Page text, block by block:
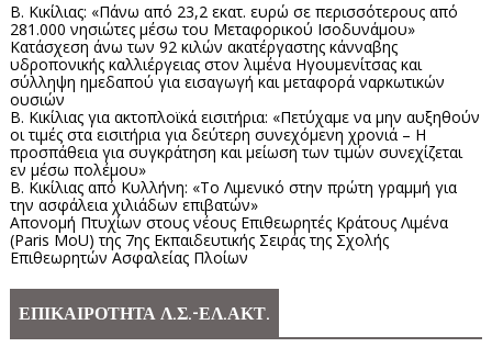
Β. Κικίλιας: «Πάνω από 23,2 εκατ. ευρώ σε περισσότερους από
281.000 νησιώτες μέσω του Μεταφορικού Ισοδυνάμου»
Κατάσχεση άνω των 92 κιλών ακατέργαστης κάνναβης
υδροπονικής καλλιέργειας στον λιμένα Ηγουμενίτσας και
σύλληψη ημεδαπού για εισαγωγή και μεταφορά ναρκωτικών
ουσιών
Β. Κικίλιας για ακτοπλοϊκά εισιτήρια: «Πετύχαμε να μην αυξηθούν
οι τιμές στα εισιτήρια για δεύτερη συνεχόμενη χρονιά – Η
προσπάθεια για συγκράτηση και μείωση των τιμών συνεχίζεται
εν μέσω πολέμου»
Β. Κικίλιας από Κυλλήνη: «Το Λιμενικό στην πρώτη γραμμή για
την ασφάλεια χιλιάδων επιβατών»
Απονομή Πτυχίων στους νέους Επιθεωρητές Κράτους Λιμένα
(Paris MoU) της 7ης Εκπαιδευτικής Σειράς της Σχολής
Επιθεωρητών Ασφαλείας Πλοίων
ΕΠΙΚΑΙΡΟΤΗΤΑ Λ.Σ.-ΕΛ.ΑΚΤ.